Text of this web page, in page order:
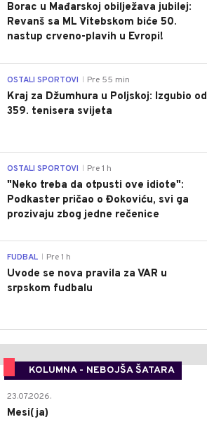
Borac u Mađarskoj obilježava jubilej:
Revanš sa ML Vitebskom biće 50.
nastup crveno-plavih u Evropi!
OSTALI SPORTOVI Pre 55 min
Kraj za Džumhura u Poljskoj: Izgubio od
359. tenisera svijeta
OSTALI SPORTOVI Pre 1 h
"Neko treba da otpusti ove idiote":
Podkaster pričao o Đokoviću, svi ga
prozivaju zbog jedne rečenice
FUDBAL Pre 1 h
Uvode se nova pravila za VAR u
srpskom fudbalu
KOLUMNA - NEBOJŠA ŠATARA
23.07.2026.
Mesi(ja)